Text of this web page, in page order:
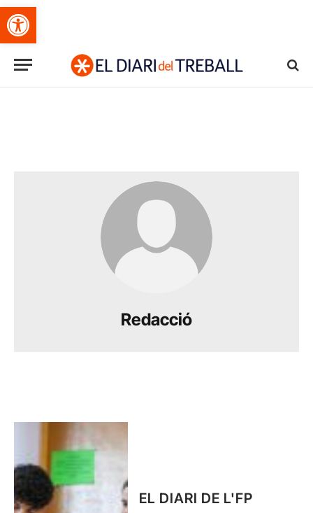
Obre la barra d'eines
Redacció
EL DIARI DE L'FP